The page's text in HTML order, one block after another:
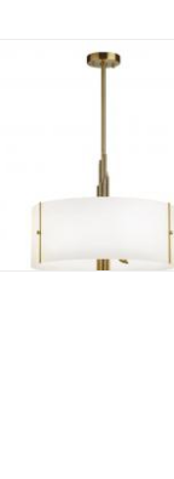
Odeon Light
138 руб.